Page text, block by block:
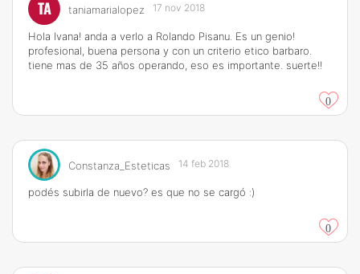
TA taniamarialopez 17 nov 2018
Hola Ivana! anda a verlo a Rolando Pisanu. Es un genio!
profesional, buena persona y con un criterio etico barbaro.
tiene mas de 35 años operando, eso es importante. suerte!!
0
Constanza_Esteticas 14 feb 2018
podés subirla de nuevo? es que no se cargó :)
0